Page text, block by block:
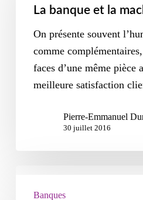
La banque et la
On présente souvent
comme
faces d’une même pièce
meilleure satisfaction
Pierre-Emmanuel
30 juillet 2016
Banques